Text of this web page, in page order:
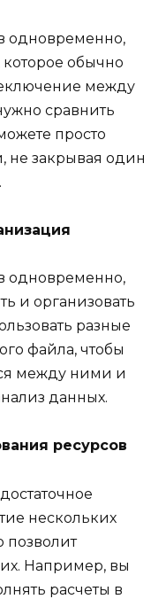
одновременно,
обычно
между
сравнить
просто
не закрывая один
одновременно,
и организовать
разные
файла, чтобы
между ними и
данных.
ресурсов
нескольких
позволит
Например, вы
расчеты в